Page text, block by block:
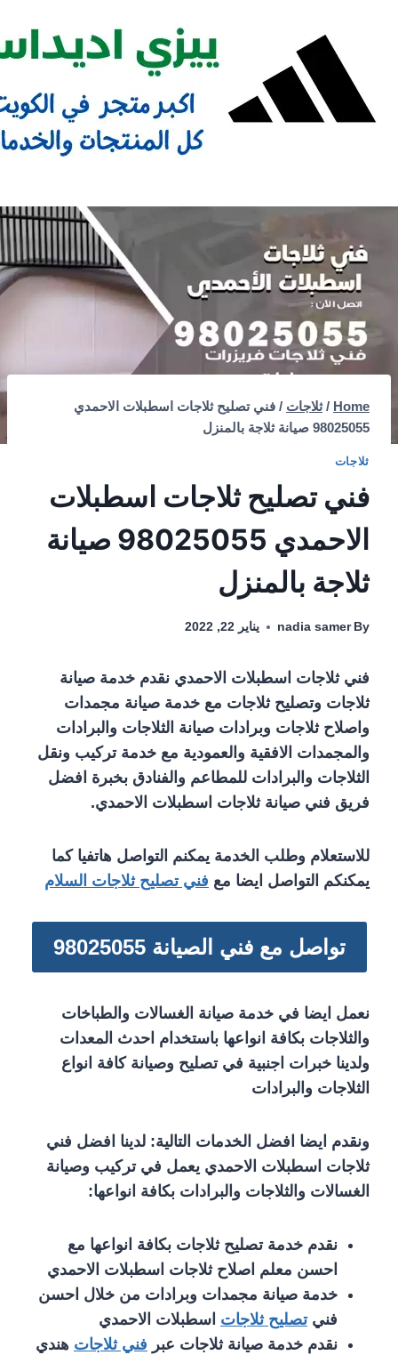
content
Home
/ ثلاجات / فني تصليح ثلاجات اسطبلات الاحمدي
98025055 صيانة ثلاجة بالمنزل
ثلاجات
فني تصليح ثلاجات اسطبلات
الاحمدي 98025055 صيانة
ثلاجة بالمنزل
By
nadia samer يناير 22, 2022
فني ثلاجات اسطبلات الاحمدي نقدم خدمة صيانة
ثلاجات وتصليح ثلاجات مع خدمة صيانة مجمدات
واصلاح ثلاجات وبرادات صيانة الثلاجات والبرادات
والمجمدات الافقية والعمودية مع خدمة تركيب ونقل
الثلاجات والبرادات للمطاعم والفنادق بخبرة افضل
فريق فني صيانة ثلاجات اسطبلات الاحمدي.
للاستعلام وطلب الخدمة يمكنم التواصل هاتفيا كما
يمكنكم التواصل ايضا مع فني تصليح ثلاجات السلام
تواصل مع فني الصيانة 98025055
نعمل ايضا في خدمة صيانة الغسالات والطباخات
والثلاجات بكافة انواعها باستخدام احدث المعدات
ولدينا خبرات اجنبية في تصليح وصيانة كافة انواع
الثلاجات والبرادات
ونقدم ايضا افضل الخدمات التالية: لدينا افضل فني
ثلاجات اسطبلات الاحمدي يعمل في تركيب وصيانة
الغسالات والثلاجات والبرادات بكافة انواعها:
نقدم خدمة تصليح ثلاجات بكافة انواعها مع
احسن معلم اصلاح ثلاجات اسطبلات الاحمدي
خدمة صيانة مجمدات وبرادات من خلال احسن
فنيتصليح ثلاجات اسطبلات الاحمدي
نقدم خدمة صيانة ثلاجات عبر فني ثلاجات هندي